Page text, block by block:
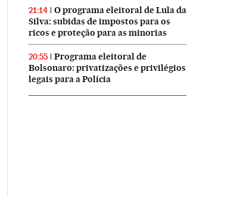
21:14
O programa eleitoral de Lula da
Silva: subidas de impostos para os
ricos e proteção para as minorias
20:55
Programa eleitoral de
Bolsonaro: privatizações e privilégios
legais para a Polícia